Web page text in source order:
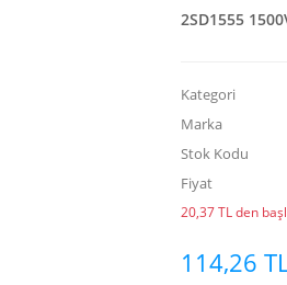
2SD1555
Kategori
Marka
Stok Kodu
Fiyat
20,37 TL den
114,26